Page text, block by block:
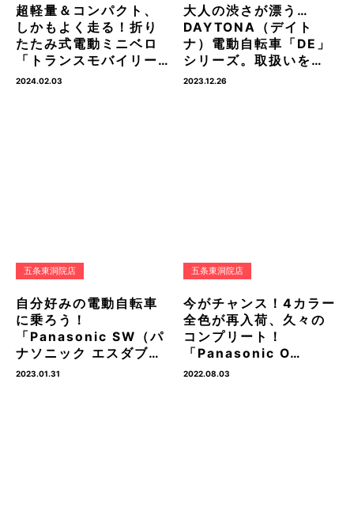
超軽量＆コンパクト、
しかもよく走る！折り
たたみ式電動ミニベロ
「トランスモバイリー…
2024.02.03
大人の渋さが漂う…
DAYTONA（デイト
ナ）電動自転車「DE」
シリーズ。取扱いを…
2023.12.26
五条東洞院店
自分好みの電動自転車
に乗ろう！
「Panasonic SW（パ
ナソニック エスダブ…
2023.01.31
五条東洞院店
今がチャンス！4カラー
全色が再入荷、久々の
コンプリート！
「Panasonic O…
2022.08.03